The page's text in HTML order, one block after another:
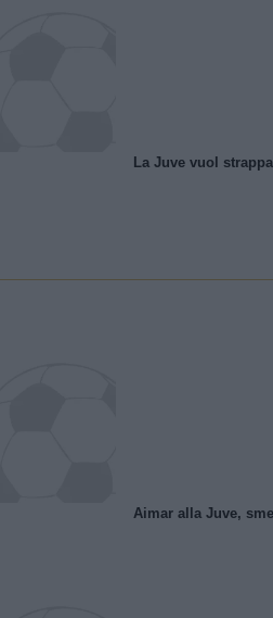
La Juve vuol
Aimar alla Juve,